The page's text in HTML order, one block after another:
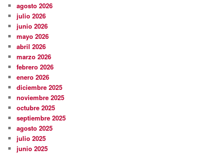
agosto 2026
julio 2026
junio 2026
mayo 2026
abril 2026
marzo 2026
febrero 2026
enero 2026
diciembre 2025
noviembre 2025
octubre 2025
septiembre 2025
agosto 2025
julio 2025
junio 2025